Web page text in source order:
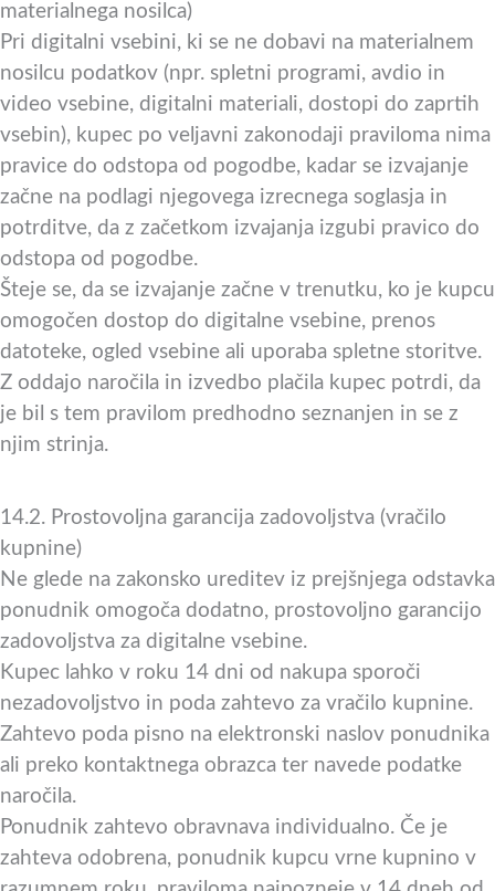
materialnega nosilca)
Pri digitalni vsebini, ki se ne dobavi na materialnem
nosilcu podatkov (npr. spletni programi, avdio in
video vsebine, digitalni materiali, dostopi do zaprtih
vsebin), kupec po veljavni zakonodaji praviloma nima
pravice do odstopa od pogodbe, kadar se izvajanje
začne na podlagi njegovega izrecnega soglasja in
potrditve, da z začetkom izvajanja izgubi pravico do
odstopa od pogodbe.
Šteje se, da se izvajanje začne v trenutku, ko je kupcu
omogočen dostop do digitalne vsebine, prenos
datoteke, ogled vsebine ali uporaba spletne storitve.
Z oddajo naročila in izvedbo plačila kupec potrdi, da
je bil s tem pravilom predhodno seznanjen in se z
njim strinja.
14.2. Prostovoljna garancija zadovoljstva (vračilo
kupnine)
Ne glede na zakonsko ureditev iz prejšnjega odstavka
ponudnik omogoča dodatno, prostovoljno garancijo
zadovoljstva za digitalne vsebine.
Kupec lahko v roku 14 dni od nakupa sporoči
nezadovoljstvo in poda zahtevo za vračilo kupnine.
Zahtevo poda pisno na elektronski naslov ponudnika
ali preko kontaktnega obrazca ter navede podatke
naročila.
Ponudnik zahtevo obravnava individualno. Če je
zahteva odobrena, ponudnik kupcu vrne kupnino v